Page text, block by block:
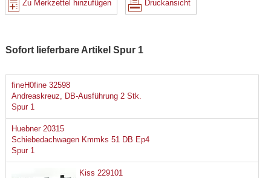
Zu Merkzettel hinzufügen Druckansicht
Sofort lieferbare Artikel Spur 1
fineH0fine 32598
Andreaskreuz, DB-Ausführung 2 Stk.
Spur 1
Huebner 20315
Schiebedachwagen Kmmks 51 DB Ep4
Spur 1
Kiss 229101